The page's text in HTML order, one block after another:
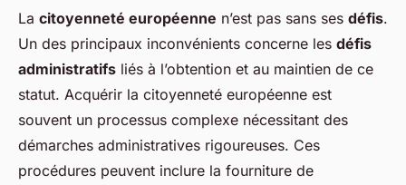
La citoyenneté européenne n’est pas sans ses défis.
Un des principaux inconvénients concerne les défis
administratifs liés à l’obtention et au maintien de ce
statut. Acquérir la citoyenneté européenne est
souvent un processus complexe nécessitant des
démarches administratives rigoureuses. Ces
procédures peuvent inclure la fourniture de